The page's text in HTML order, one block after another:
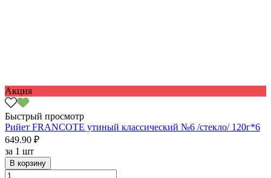
Акция
Быстрый просмотр
Рийет FRANCOTE утиный классический №6 /стекло/ 120г*6
649.90 ₽
за 1 шт
В корзину